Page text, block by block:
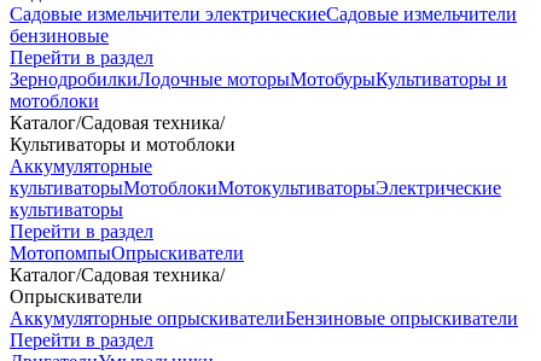
Садовые измельчители электрическиеСадовые измельчители
бензиновые
Перейти в раздел
ЗернодробилкиЛодочные моторыМотобурыКультиваторы и
мотоблоки
Каталог/Садовая техника/
Культиваторы и мотоблоки
Аккумуляторные
культиваторыМотоблокиМотокультиваторыЭлектрические
культиваторы
Перейти в раздел
МотопомпыОпрыскиватели
Каталог/Садовая техника/
Опрыскиватели
Аккумуляторные опрыскивателиБензиновые опрыскиватели
Перейти в раздел